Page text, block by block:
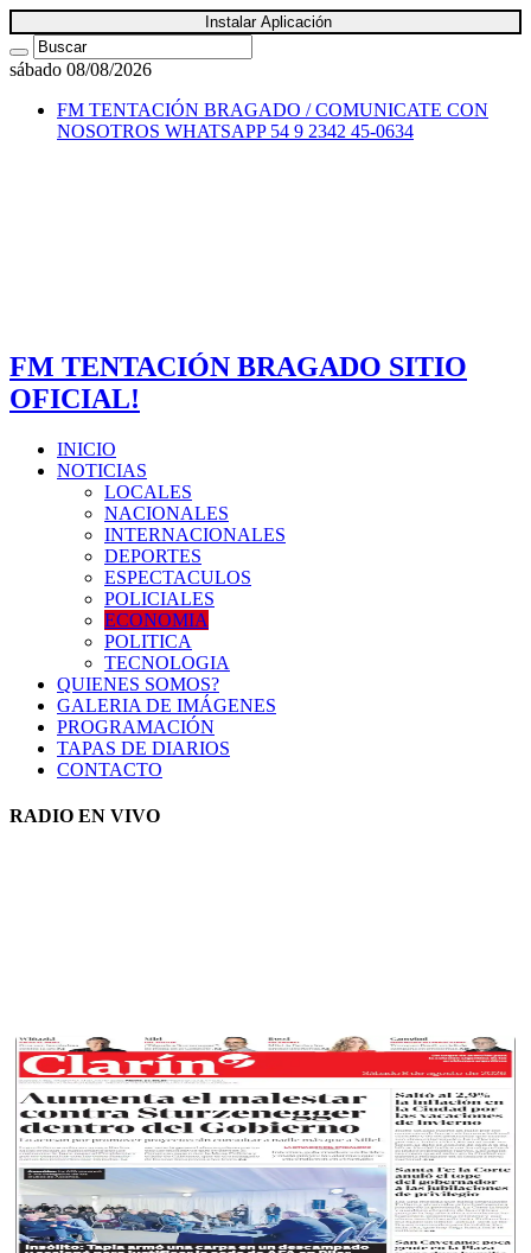
Instalar Aplicación
sábado 08/08/2026
FM TENTACIÓN BRAGADO / COMUNICATE CON
NOSOTROS WHATSAPP 54 9 2342 45-0634
FM TENTACIÓN BRAGADO SITIO
OFICIAL!
INICIO
NOTICIAS
LOCALES
NACIONALES
INTERNACIONALES
DEPORTES
ESPECTACULOS
POLICIALES
ECONOMIA
POLITICA
TECNOLOGIA
QUIENES SOMOS?
GALERIA DE IMÁGENES
PROGRAMACIÓN
TAPAS DE DIARIOS
CONTACTO
RADIO EN VIVO